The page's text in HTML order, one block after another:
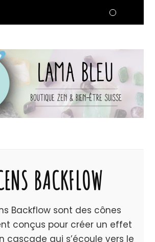
BACKFLOW
Backflow sont des cônes
conçus pour créer un effet
cascade qui s’écoule vers le